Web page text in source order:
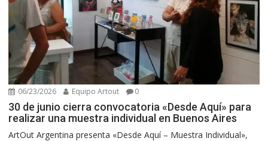
06/23/2026 Equipo Artout 0
30 de junio cierra convocatoria «Desde Aquí» para
realizar una muestra individual en Buenos Aires
ArtOut Argentina presenta «Desde Aquí – Muestra Individual»,